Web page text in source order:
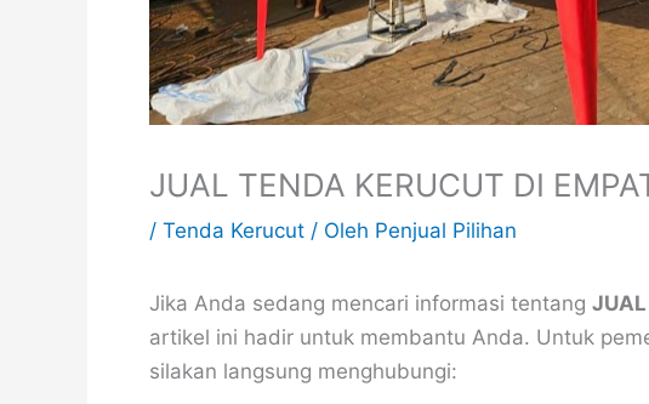
JUAL TENDA KERUCUT DI
/ Tenda Kerucut / Oleh Penjual Pilihan
Jika Anda sedang mencari informasi tentang JUAL
artikel ini hadir untuk membantu Anda. Untuk
silakan langsung menghubungi: